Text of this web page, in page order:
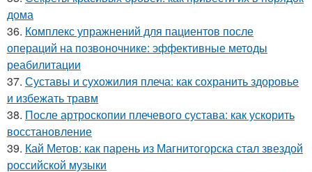
дома
36. Комплекс упражнений для пациентов после
операций на позвоночнике: эффективные методы
реабилитации
37. Суставы и сухожилия плеча: как сохранить здоровье
и избежать травм
38. После артроскопии плечевого сустава: как ускорить
восстановление
39. Кай Метов: как парень из Магнитогорска стал звездой
российской музыки